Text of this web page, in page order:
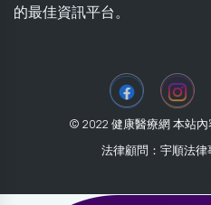
的最佳資訊平台。
© 2022 健康醫療網 本站
法律顧問：宇順法